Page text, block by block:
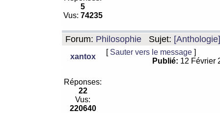
5
Vus: 74235
Forum: Philosophie Sujet:
xantox
[ Sauter vers le message ]
Publié: 12 Février
Réponses:
22
Vus:
220640